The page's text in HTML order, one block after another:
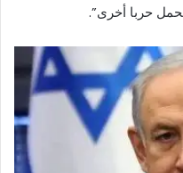
حربا أخرى”.